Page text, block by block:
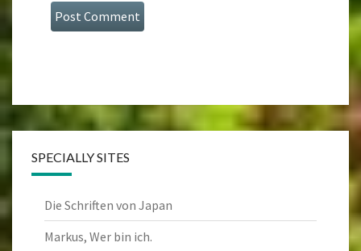
SPECIALLY SITES
Die Schriften von Japan
Markus, Wer bin ich.